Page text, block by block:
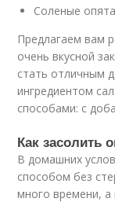
Соленые
Предлагаем вам
очень вкусной
стать отличным
ингредиентом
способами: с
Как засолить
В домашних
способом без
много времени, а